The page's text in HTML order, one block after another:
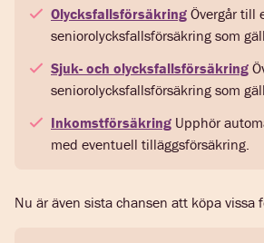
Olycksfallsförsäkring Övergår till
seniorolycksfallsförsäkring som
Sjuk- och olycksfallsförsäkring
seniorolycksfallsförsäkring som
Inkomstförsäkring Upphör
med eventuell tilläggsförsäkring.
Nu är även sista chansen att köpa vissa